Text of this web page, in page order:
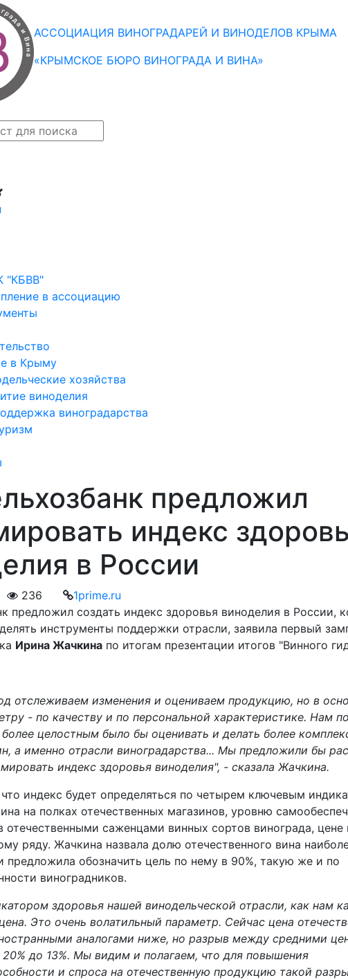
АССОЦИАЦИЯ ВИНОГРАДАРЕЙ И ВИНОДЕЛОВ КРЫМА
«КРЫМСКОЕ БЮРО ВИНОГРАДА И ВИНА»
"КБВВ"
в ассоциацию
в Крыму
хозяйства
виноделия
виноградарства
предложил
индекс
в России
236
1prime.ru
предложил создать индекс здоровья виноделия в России,
инструменты поддержки отрасли, заявила первый
Ирина Жачкина по итогам презентации итогов "Винного
отслеживаем изменения и оцениваем продукцию, но в
- по качеству и по персональной характеристике. Нам
более целостным было бы оценивать и делать более
а именно отрасли виноградарства... Мы предложили бы
индекс здоровья виноделия", - сказала Жачкина.
индекс будет определяться по четырем ключевым
на полках отечественных магазинов, уровню
отечественными саженцами винных сортов винограда, цене
ряду. Жачкина назвала долю отечественного вина
предложила обозначить цель по нему в 90%, такую же и по
виноградников.
здоровья нашей винодельческой отрасли, как нам
Это очень волатильный параметр. Сейчас цена
аналогами ниже, но разрыв между средними
20% до 13%. Мы видим и полагаем, что для повышения
и спроса на отечественную продукцию такой